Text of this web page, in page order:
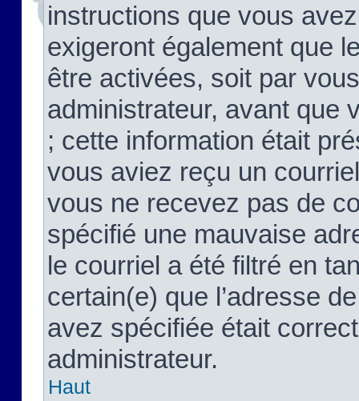
instructions que vous
exigeront également que
être activées, soit par
administrateur, avant que
; cette information était
vous aviez reçu un
vous ne recevez pas de
spécifié une mauvaise
le courriel a été filtré en
certain(e) que l’adresse
avez spécifiée était
administrateur.
Haut